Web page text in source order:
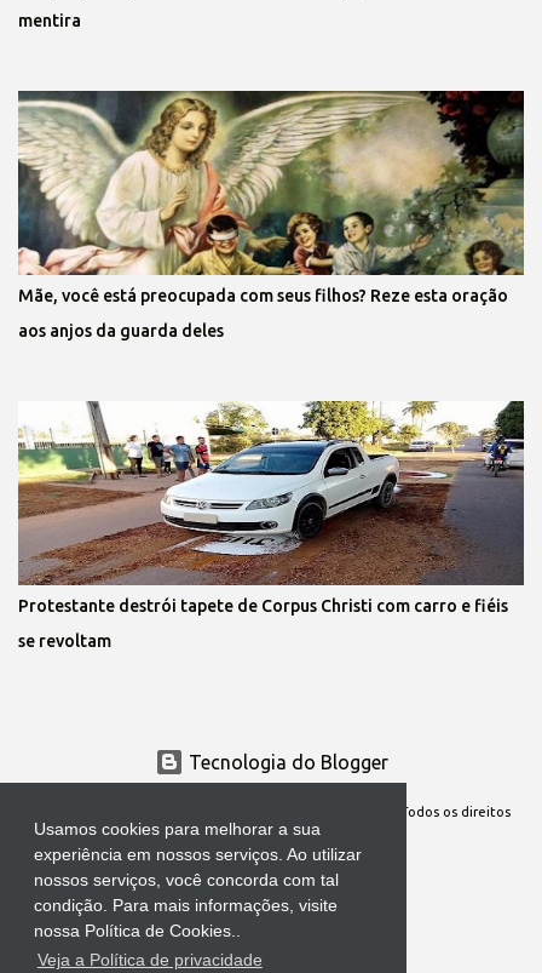
Usamos cookies para melhorar a sua
experiência em nossos serviços. Ao utilizar
nossos serviços, você concorda com tal
condição. Para mais informações, visite
nossa Política de Cookies..
Veja a Política de privacidade
mentira
Mãe, você está preocupada com seus filhos? Reze esta oração
aos anjos da guarda deles
Protestante destrói tapete de Corpus Christi com carro e fiéis
se revoltam
Tecnologia do Blogger
Site Oficial da Comunidade Nossa Senhora cuida de mim. Todos os direitos